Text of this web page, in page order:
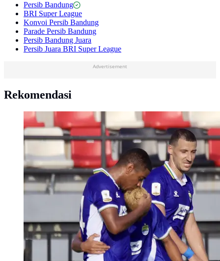
Persib Bandung
BRI Super League
Konvoi Persib Bandung
Parade Persib Bandung
Persib Bandung Juara
Persib Juara BRI Super League
Advertisement
Rekomendasi